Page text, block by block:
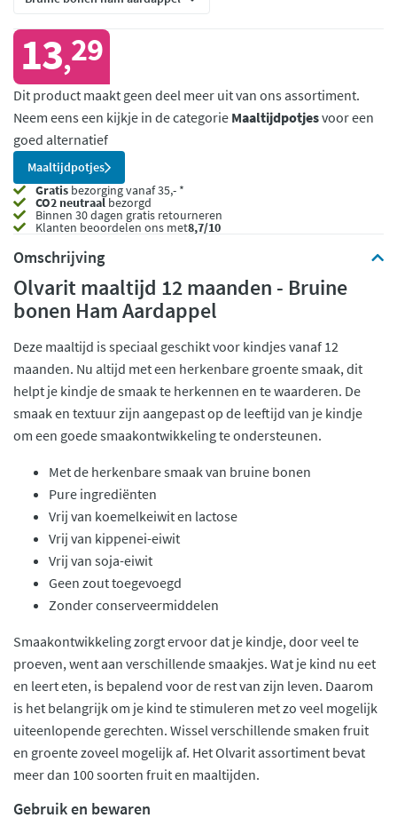
13,29
Dit product maakt geen deel meer uit van ons assortiment.
Neem eens een kijkje in de categorie Maaltijdpotjesvoor een
goed alternatief
Maaltijdpotjes
Gratis bezorging vanaf 35,- *
CO2 neutraalbezorgd
Binnen 30 dagen gratis retourneren
Klanten beoordelen ons met8,7/10
Omschrijving
Olvarit maaltijd 12 maanden - Bruine
bonen Ham Aardappel
Deze maaltijd is speciaal geschikt voor kindjes vanaf 12
maanden. Nu altijd met een herkenbare groente smaak, dit
helpt je kindje de smaak te herkennen en te waarderen. De
smaak en textuur zijn aangepast op de leeftijd van je kindje
om een goede smaakontwikkeling te ondersteunen.
Met de herkenbare smaak van bruine bonen
Pure ingrediënten
Vrij van koemelkeiwit en lactose
Vrij van kippenei-eiwit
Vrij van soja-eiwit
Geen zout toegevoegd
Zonder conserveermiddelen
Smaakontwikkeling zorgt ervoor dat je kindje, door veel te
proeven, went aan verschillende smaakjes. Wat je kind nu eet
en leert eten, is bepalend voor de rest van zijn leven. Daarom
is het belangrijk om je kind te stimuleren met zo veel mogelijk
uiteenlopende gerechten. Wissel verschillende smaken fruit
en groente zoveel mogelijk af. Het Olvarit assortiment bevat
meer dan 100 soorten fruit en maaltijden.
Gebruik en bewaren